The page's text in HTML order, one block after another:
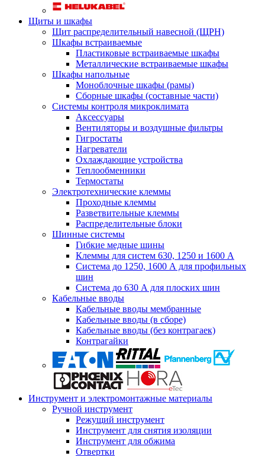
Щиты и шкафы
Щит распределительный навесной (ЩРН)
Шкафы встраиваемые
Пластиковые встраиваемые шкафы
Металлические встраиваемые шкафы
Шкафы напольные
Моноблочные шкафы (рамы)
Сборные шкафы (составные части)
Системы контроля микроклимата
Аксессуары
Вентиляторы и воздушные фильтры
Гигростаты
Нагреватели
Охлаждающие устройства
Теплообменники
Термостаты
Электротехнические клеммы
Проходные клеммы
Разветвительные клеммы
Распределительные блоки
Шинные системы
Гибкие медные шины
Клеммы для систем 630, 1250 и 1600 А
Система до 1250, 1600 А для профильных
шин
Система до 630 А для плоских шин
Кабельные вводы
Кабельные вводы мембранные
Кабельные вводы (в сборе)
Кабельные вводы (без контрагаек)
Контрагайки
Инструмент и электромонтажные материалы
Ручной инструмент
Режущий инструмент
Инструмент для снятия изоляции
Инструмент для обжима
Отвертки